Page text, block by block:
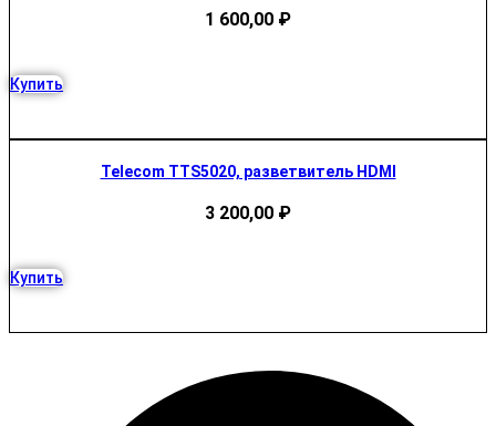
1 600,00 ₽
Купить
Telecom TTS5020, разветвитель HDMI
3 200,00 ₽
Купить